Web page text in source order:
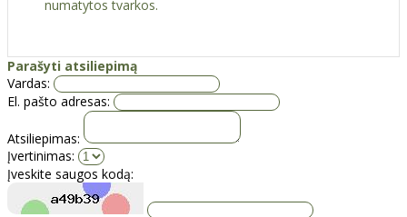
numatytos tvarkos.
Parašyti atsiliepimą
Vardas:
El. pašto adresas:
Atsiliepimas:
Įvertinimas:
Įveskite saugos kodą: